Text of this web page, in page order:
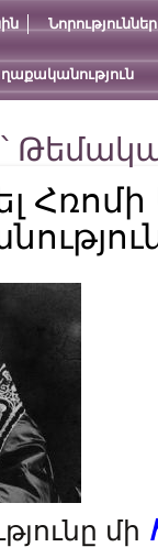
Նորություններ
մի